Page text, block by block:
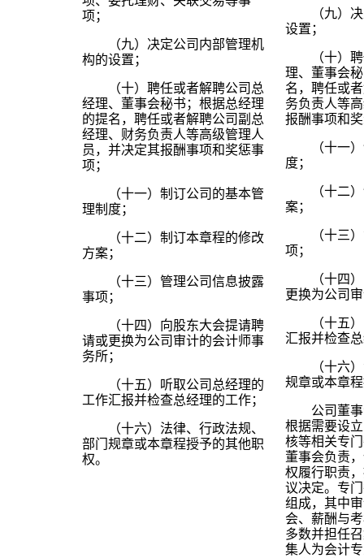
项；
（九）决定公司内部管理机
构的设置；
（十）聘任或者解聘公司总
经理、董事会秘书；根据总经理
的提名，聘任或者解聘公司副总
经理、财务负责人等高级管理人
员，并决定其报酬事项和奖惩事
项；
（十一）制订公司的基本管
理制度；
（十二）制订本章程的修改
方案；
（十三）管理公司信息披露
事项；
（十四）向股东大会提请聘
请或更换为公司审计的会计师事
务所；
（十五）听取公司总经理的
工作汇报并检查总经理的工作；
（十六）法律、行政法规、
部门规章或本章程授予的其他职
权。
（九）
设置；
（十）
理、董事会
名，聘任或
务负责人等
报酬事项和
（十一
度；
（十二
案；
（十三
项；
（十四
更换为公司
（十五
汇报并检查
（十六
规章或本章
公司董
根据需要设
核等相关专
董事会负责
权履行职责
议决定。专
组成，其中
会、薪酬与
多数并担任
集人为会计